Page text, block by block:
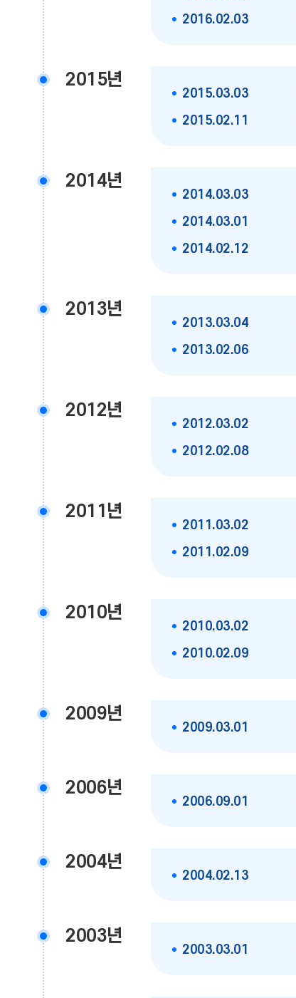
2016.02.03
2015년
2015.03.03
2015.02.11
2014년
2014.03.03
2014.03.01
2014.02.12
2013년
2013.03.04
2013.02.06
2012년
2012.03.02
2012.02.08
2011년
2011.03.02
2011.02.09
2010년
2010.03.02
2010.02.09
2009년
2009.03.01
2006년
2006.09.01
2004년
2004.02.13
2003년
2003.03.01